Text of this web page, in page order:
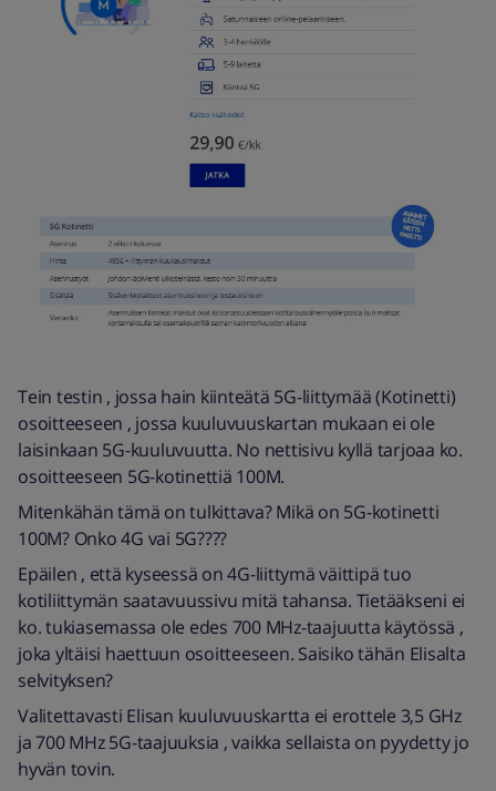
Tein testin , jossa hain kiinteätä 5G-liittymää (Kotinetti)
osoitteeseen , jossa kuuluvuuskartan mukaan ei ole
laisinkaan 5G-kuuluvuutta. No nettisivu kyllä tarjoaa ko.
osoitteeseen 5G-kotinettiä 100M.
Mitenkähän tämä on tulkittava? Mikä on 5G-kotinetti
100M? Onko 4G vai 5G????
Epäilen , että kyseessä on 4G-liittymä väittipä tuo
kotiliittymän saatavuussivu mitä tahansa. Tietääkseni ei
ko. tukiasemassa ole edes 700 MHz-taajuutta käytössä ,
joka yltäisi haettuun osoitteeseen. Saisiko tähän Elisalta
selvityksen?
Valitettavasti Elisan kuuluvuuskartta ei erottele 3,5 GHz
ja 700 MHz 5G-taajuuksia , vaikka sellaista on pyydetty jo
hyvän tovin.